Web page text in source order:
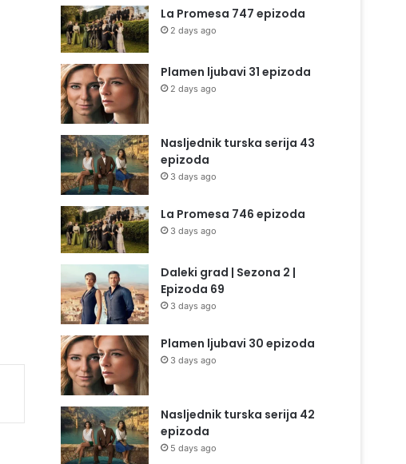
La Promesa 747 epizoda
2 days ago
Plamen ljubavi 31 epizoda
2 days ago
Nasljednik turska serija 43
epizoda
3 days ago
La Promesa 746 epizoda
3 days ago
Daleki grad | Sezona 2 |
Epizoda 69
3 days ago
Plamen ljubavi 30 epizoda
3 days ago
Nasljednik turska serija 42
epizoda
5 days ago